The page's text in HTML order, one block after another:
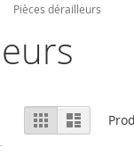
Pièces dérailleurs
Afficher
en
GrilleListe